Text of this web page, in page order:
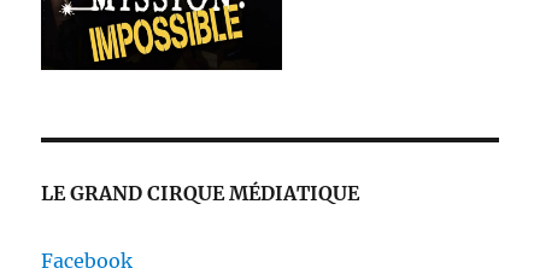
LE GRAND CIRQUE MÉDIATIQUE
Facebook